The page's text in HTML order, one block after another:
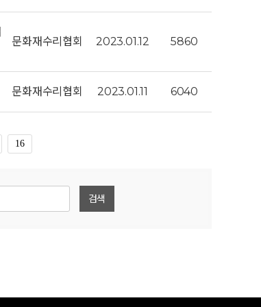
문화재수리협회 2023.01.12 5860
문화재수리협회 2023.01.11 6040
16
검색